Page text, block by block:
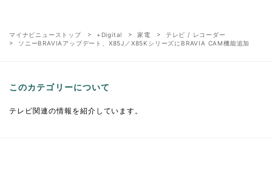
マイナビニューストップ +Digital 家電
テレビ / レコーダー
ソニーBRAVIAアップデート、X85J／X85KシリーズにBRAVIA CAM機能追加
このカテゴリーについて
テレビ関連の情報を紹介しています。